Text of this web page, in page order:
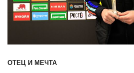
ОТЕЦ И МЕЧТА